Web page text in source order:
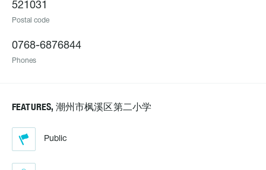
521031
Postal code
0768-6876844
Phones
FEATURES, 潮州市枫溪区第二小学
Public